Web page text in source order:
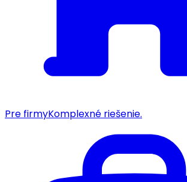
Pre firmyKomplexné riešenie.